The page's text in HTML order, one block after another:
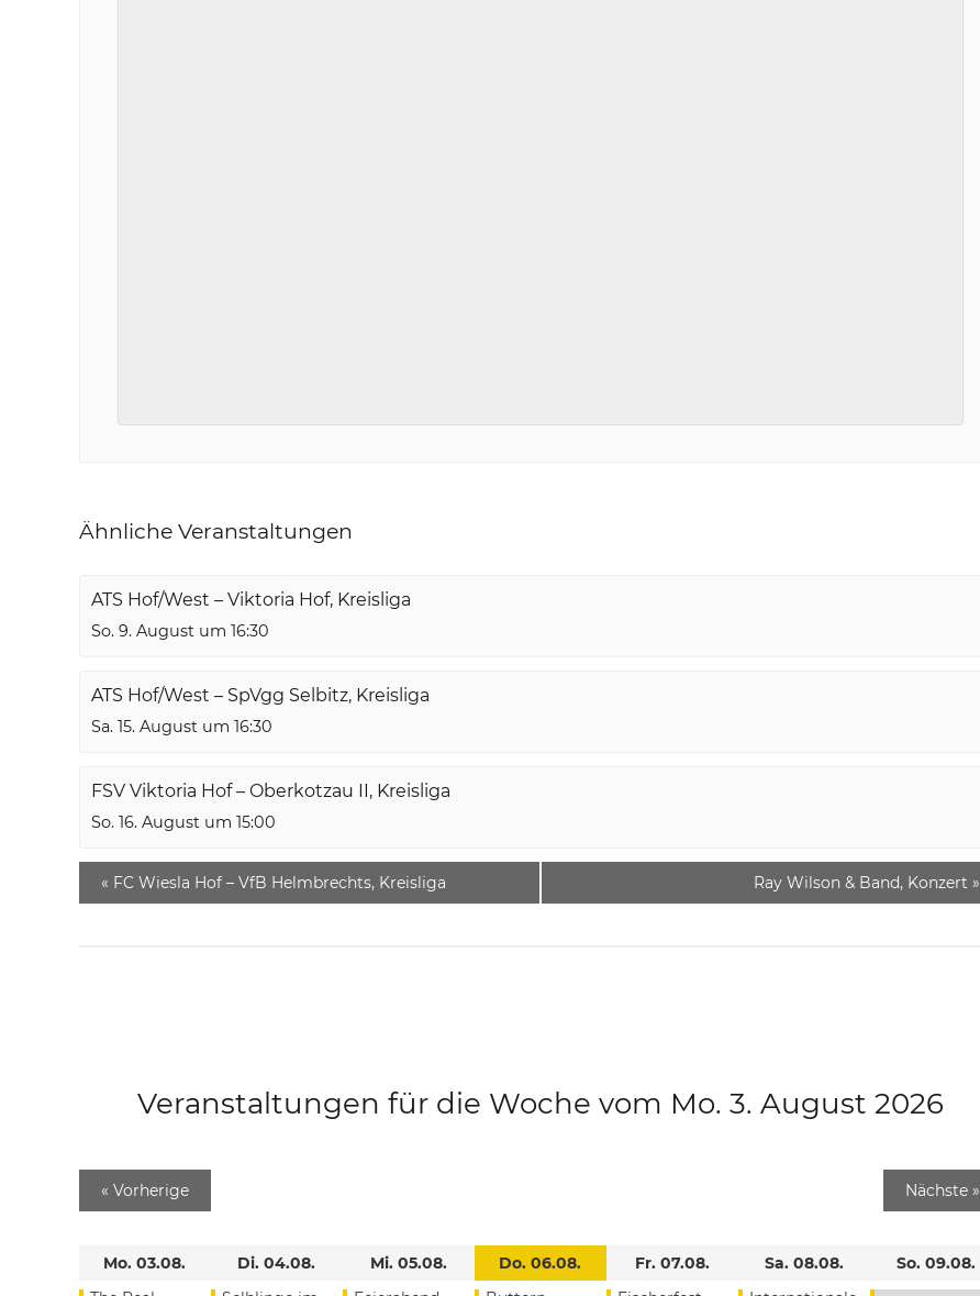
Ähnliche Veranstaltungen
ATS Hof/West – Viktoria Hof, Kreisliga
So. 9. August um 16:30
ATS Hof/West – SpVgg Selbitz, Kreisliga
Sa. 15. August um 16:30
FSV Viktoria Hof – Oberkotzau II, Kreisliga
So. 16. August um 15:00
« FC Wiesla Hof – VfB Helmbrechts, Kreisliga Ray Wilson & Band, Konzert »
Veranstaltungen für die Woche vom Mo. 3. August 2026
« Vorherige Nächste »
Mo. 03.08.
Di. 04.08.
Mi. 05.08.
Do. 06.08.
Fr. 07.08.
Sa. 08.08.
So. 09.08.